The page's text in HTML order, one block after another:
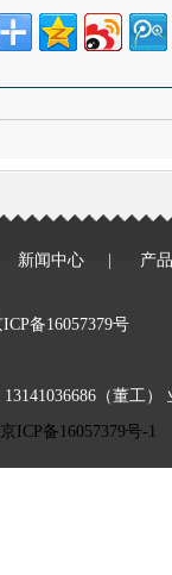
新闻中心 产
备16057379号
（董工）
京ICP备16057379号-1